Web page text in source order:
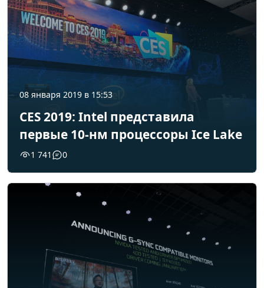
08 января 2019 в 15:53
CES 2019: Intel представила
первые 10-нм процессоры Ice Lake
1 741 0